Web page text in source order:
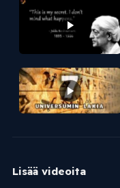
Lisää videoita